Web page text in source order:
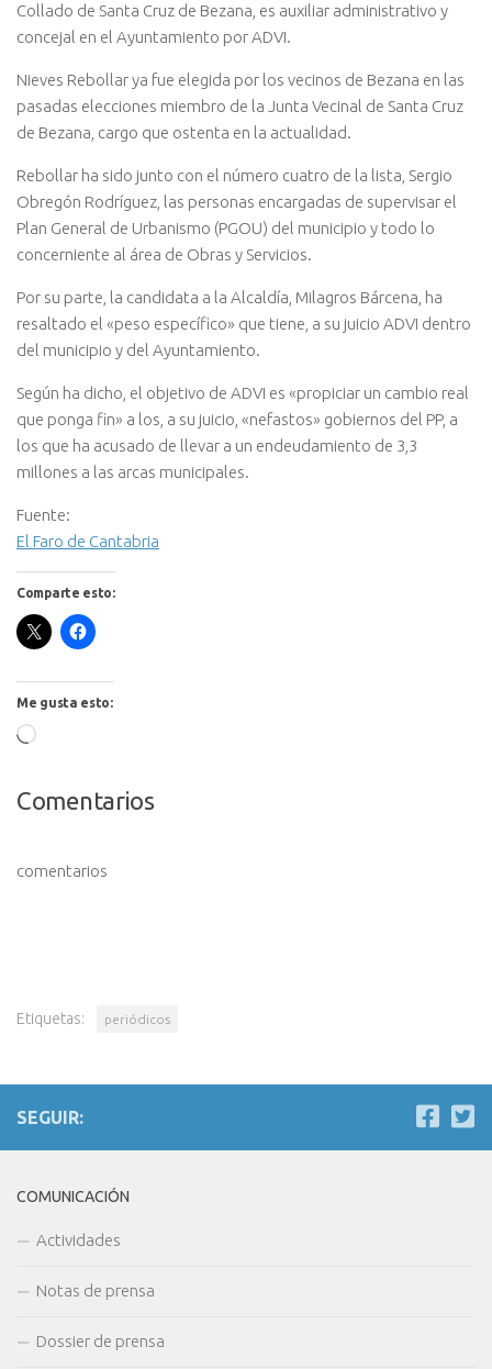
Collado de Santa Cruz de Bezana, es auxiliar administrativo y
concejal en el Ayuntamiento por ADVI.
Nieves Rebollar ya fue elegida por los vecinos de Bezana en las
pasadas elecciones miembro de la Junta Vecinal de Santa Cruz
de Bezana, cargo que ostenta en la actualidad.
Rebollar ha sido junto con el número cuatro de la lista, Sergio
Obregón Rodríguez, las personas encargadas de supervisar el
Plan General de Urbanismo (PGOU) del municipio y todo lo
concerniente al área de Obras y Servicios.
Por su parte, la candidata a la Alcaldía, Milagros Bárcena, ha
resaltado el «peso específico» que tiene, a su juicio ADVI dentro
del municipio y del Ayuntamiento.
Según ha dicho, el objetivo de ADVI es «propiciar un cambio real
que ponga fin» a los, a su juicio, «nefastos» gobiernos del PP, a
los que ha acusado de llevar a un endeudamiento de 3,3
millones a las arcas municipales.
Fuente:
El Faro de Cantabria
Comparte esto:
Me gusta esto:
Cargando...
Comentarios
comentarios
Etiquetas: periódicos
SEGUIR:
COMUNICACIÓN
Actividades
Notas de prensa
Dossier de prensa